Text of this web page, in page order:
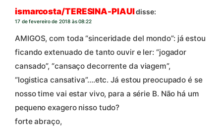
ismarcosta/TERESINA-PIAUIdisse:
17 de fevereiro de 2018 às 08:22
AMIGOS, com toda “sinceridade del mondo”: já estou
ficando extenuado de tanto ouvir e ler: “jogador
cansado”, “cansaço decorrente da viagem”,
“logistica cansativa”….etc. Já estou preocupado é se
nosso time vai estar vivo, para a série B. Não há um
pequeno exagero nisso tudo?
forte abraço,